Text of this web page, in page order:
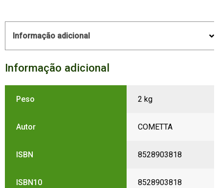
Informação adicional
Informação adicional
Peso 2 kg
Autor COMETTA
ISBN 8528903818
ISBN10 8528903818